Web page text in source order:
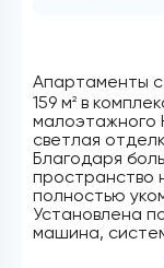
Апартаменты
159 м2 в
малоэтажного
светлая
Благодаря
пространство
полностью
Установлена
машина,